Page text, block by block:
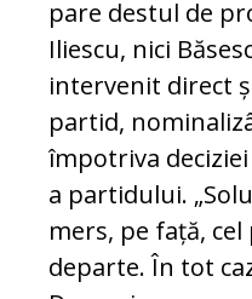
pare destul de
Iliescu, nici
intervenit direct
partid,
împotriva
a partidului.
mers, pe față,
departe. În tot